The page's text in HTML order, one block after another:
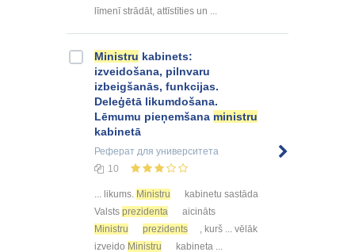
līmenī strādāt, attīstīties un ...
Ministru kabinets:
izveidošana, pilnvaru
izbeigšanās, funkcijas.
Deleģētā likumdošana.
Lēmumu pieņemšana ministru
kabinetā
Реферат для университета
10
... likums. Ministru
kabinetu sastāda
Valsts prezidenta
aicināts
Ministru
prezidents
, kurš ... vēlāk
izveido Ministru kabineta ...